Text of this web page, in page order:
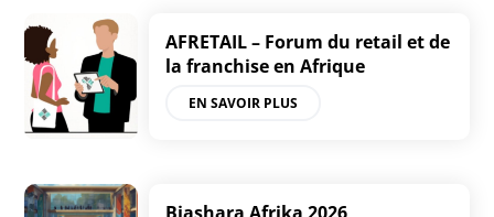
AFRETAIL – Forum du retail et de
la franchise en Afrique
EN SAVOIR PLUS